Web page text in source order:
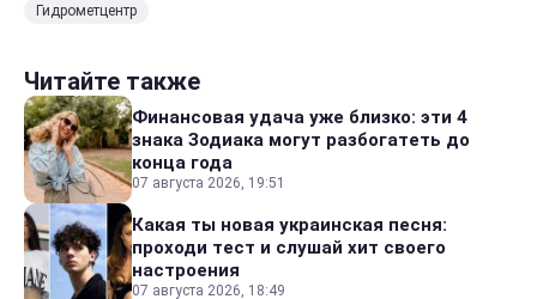
Гидрометцентр
Читайте также
Финансовая удача уже близко: эти 4
знака Зодиака могут разбогатеть до
конца года
07 августа 2026, 19:51
Какая ты новая украинская песня:
проходи тест и слушай хит своего
настроения
07 августа 2026, 18:49